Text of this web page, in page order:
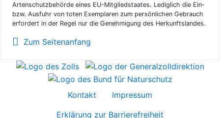
Artenschutzbehörde eines EU-Mitgliedstaates. Lediglich die Ein-
bzw. Ausfuhr von toten Exemplaren zum persönlichen Gebrauch
erfordert in der Regel nur die Genehmigung des Herkunftslandes.
Zum Seitenanfang
Kontakt
Impressum
Erklärung zur Barrierefreiheit